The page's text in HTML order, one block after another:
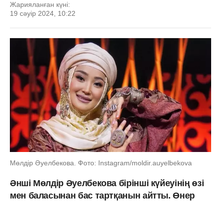
Жарияланған күні:
19 сәуір 2024, 10:22
Мөлдір Әуелбекова. Фото: Instagram/moldir.auyelbekova
Әнші Мөлдір Әуелбекова бірінші күйеуінің өзі
мен баласынан бас тартқанын айтты. Өнер